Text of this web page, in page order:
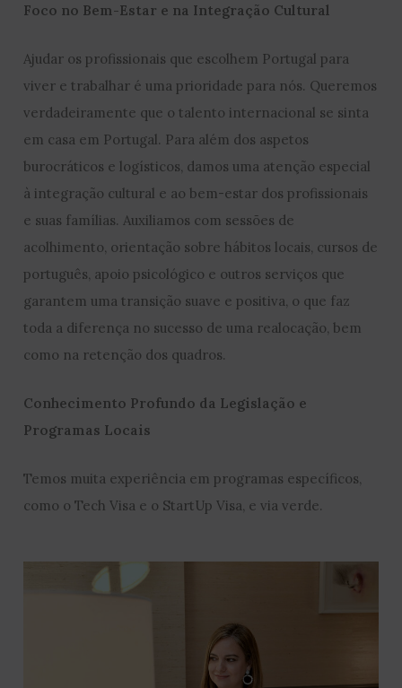
Foco no Bem-Estar e na Integração Cultural
Ajudar os profissionais que escolhem Portugal para
viver e trabalhar é uma prioridade para nós. Queremos
verdadeiramente que o talento internacional se sinta
em casa em Portugal. Para além dos aspetos
burocráticos e logísticos, damos uma atenção especial
à integração cultural e ao bem-estar dos profissionais
e suas famílias. Auxiliamos com sessões de
acolhimento, orientação sobre hábitos locais, cursos de
português, apoio psicológico e outros serviços que
garantem uma transição suave e positiva, o que faz
toda a diferença no sucesso de uma realocação, bem
como na retenção dos quadros.
Conhecimento Profundo da Legislação e
Programas Locais
Temos muita experiência em programas específicos,
como o Tech Visa e o StartUp Visa, e via verde.